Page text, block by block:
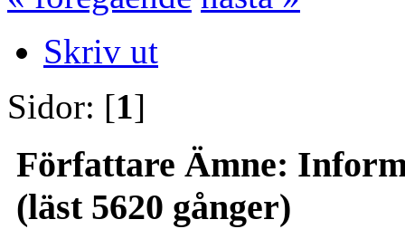
Skriv ut
Sidor: [1]
Författare Ämne:
(läst 5620 gånger)